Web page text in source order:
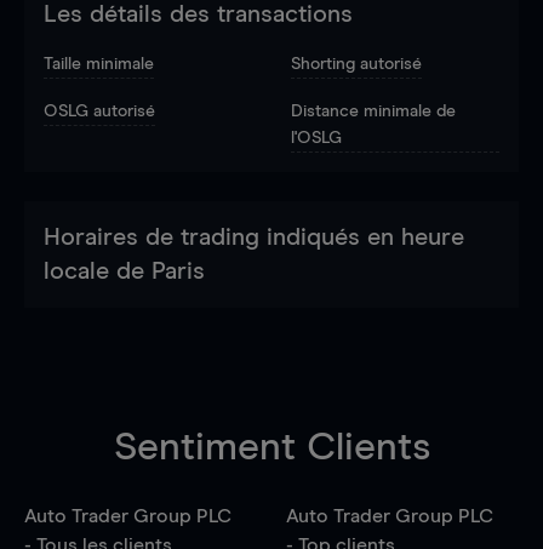
Les détails des transactions
Taille minimale Shorting autorisé
OSLG autorisé
Distance minimale de
l'OSLG
Horaires de trading indiqués en heure
locale de Paris
Sentiment Clients
Auto Trader Group PLC
- Tous les clients
Auto Trader Group PLC
- Top clients